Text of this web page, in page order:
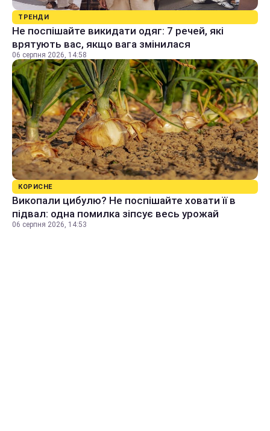
ТРЕНДИ
Не поспішайте викидати одяг: 7 речей, які
врятують вас, якщо вага змінилася
06 серпня 2026, 14:58
КОРИСНЕ
Викопали цибулю? Не поспішайте ховати її в
підвал: одна помилка зіпсує весь урожай
06 серпня 2026, 14:53